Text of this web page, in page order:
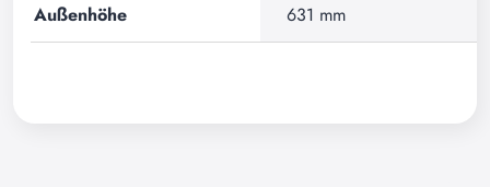
Außenhöhe 631 mm